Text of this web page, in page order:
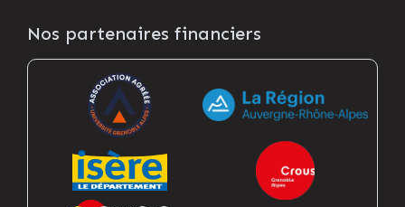
Nos partenaires financiers